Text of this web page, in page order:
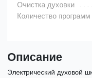
Очистка духовки
Количество программ
Описание
Электрический духовой